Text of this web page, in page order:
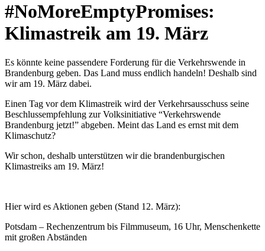
#NoMoreEmptyPromises:
Klimastreik am 19. März
Es könnte keine passendere Forderung für die Verkehrswende in
Brandenburg geben. Das Land muss endlich handeln! Deshalb sind
wir am 19. März dabei.
Einen Tag vor dem Klimastreik wird der Verkehrsausschuss seine
Beschlussempfehlung zur Volksinitiative “Verkehrswende
Brandenburg jetzt!” abgeben. Meint das Land es ernst mit dem
Klimaschutz?
Wir schon, deshalb unterstützen wir die brandenburgischen
Klimastreiks am 19. März!
Hier wird es Aktionen geben (Stand 12. März):
Potsdam – Rechenzentrum bis Filmmuseum, 16 Uhr, Menschenkette
mit großen Abständen